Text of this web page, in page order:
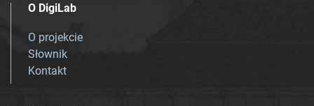
O DigiLab
O projekcie
Słownik
Kontakt